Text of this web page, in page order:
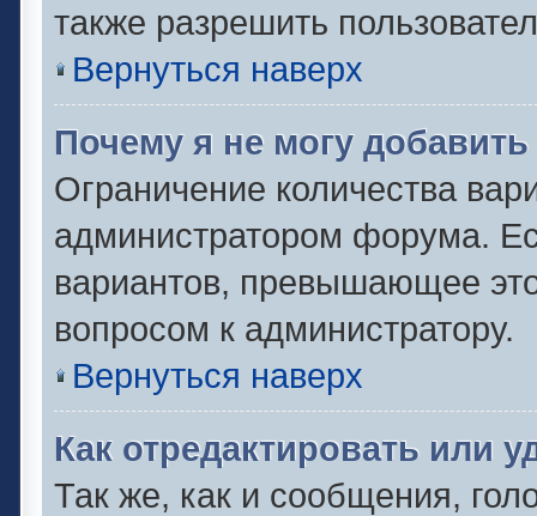
также разрешить
Вернуться наверх
Почему я не могу
Ограничение количества
администратором форума.
вариантов, превышающее
вопросом к администратору.
Вернуться наверх
Как отредактировать или
Так же, как и сообщения,